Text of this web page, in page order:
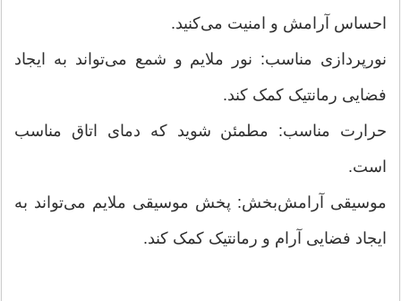
احساس آرامش و امنیت می‌کنید.
نورپردازی مناسب: نور ملایم و شمع می‌تواند به ایجاد
فضایی رمانتیک کمک کند.
حرارت مناسب: مطمئن شوید که دمای اتاق مناسب
است.
موسیقی آرامش‌بخش: پخش موسیقی ملایم می‌تواند به
ایجاد فضایی آرام و رمانتیک کمک کند.